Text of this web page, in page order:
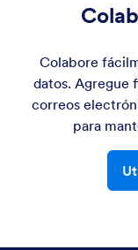
Colabore
datos. Agregue
correos
para